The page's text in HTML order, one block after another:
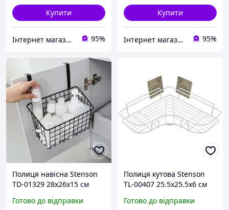
Купити
Інтернет магазин ЕЙФОРІЯ 95%
Купити
Інтернет магазин ЕЙФОРІЯ 95%
Полиця навісна Stenson
TD-01329 28х26х15 см
Готово до відправки
Полиця кутова Stenson
TL-00407 25.5х25.5х6 см
Готово до відправки